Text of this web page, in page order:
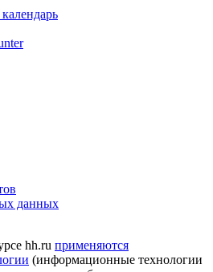
данных
hh.ru применяются
(информационные технологии